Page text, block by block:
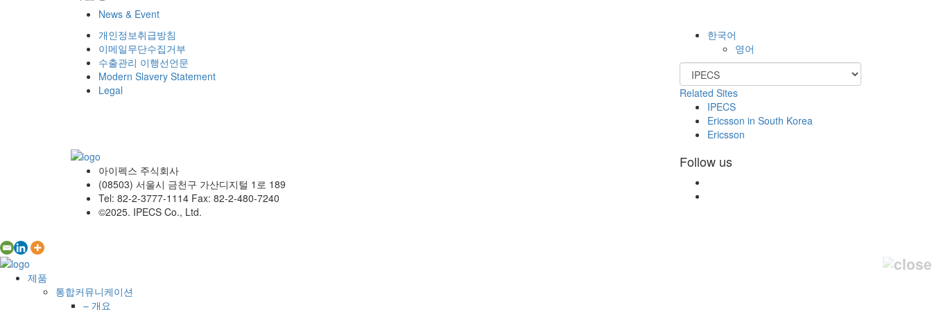
News & Event
개인정보취급방침
이메일무단수집거부
수출관리 이행선언문
Modern Slavery Statement
Legal
한국어
영어
Related Sites
IPECS
Ericsson in South Korea
Ericsson
아이펙스 주식회사
(08503) 서울시 금천구 가산디지털 1로 189
Tel: 82-2-3777-1114 Fax: 82-2-480-7240
©2025. IPECS Co., Ltd.
Follow us
제품
통합커뮤니케이션
– 개요